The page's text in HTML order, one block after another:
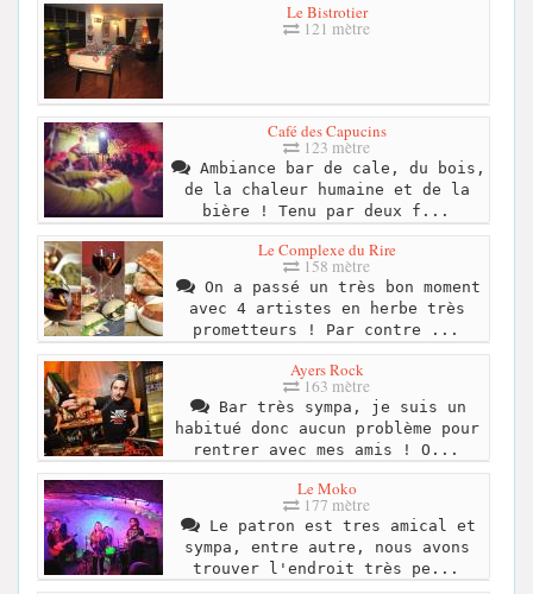
Le Bistrotier
121 mètre
Café des Capucins
123 mètre
Ambiance bar de cale, du bois,
de la chaleur humaine et de la
bière ! Tenu par deux f...
Le Complexe du Rire
158 mètre
On a passé un très bon moment
avec 4 artistes en herbe très
prometteurs ! Par contre ...
Ayers Rock
163 mètre
Bar très sympa, je suis un
habitué donc aucun problème pour
rentrer avec mes amis ! O...
Le Moko
177 mètre
Le patron est tres amical et
sympa, entre autre, nous avons
trouver l'endroit très pe...